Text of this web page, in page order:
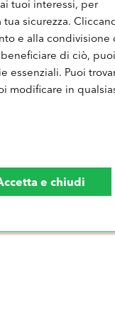
tuoi interessi, per
sicurezza.
e alla condivisione
di ciò, puoi
essenziali. Puoi
modificare in
e chiudi